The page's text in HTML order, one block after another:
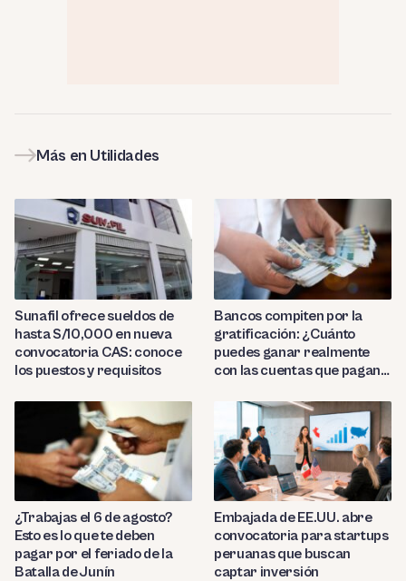
Más en Utilidades
Sunafil ofrece sueldos de
hasta S/10,000 en nueva
convocatoria CAS: conoce
los puestos y requisitos
Bancos compiten por la
gratificación: ¿Cuánto
puedes ganar realmente
con las cuentas que pagan
¿Trabajas el 6 de agosto?
Esto es lo que te deben
pagar por el feriado de la
Batalla de Junín
Embajada de EE.UU. abre
convocatoria para startups
peruanas que buscan
captar inversión